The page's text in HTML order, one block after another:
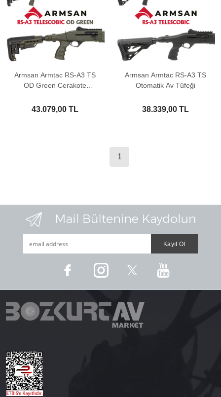
Armsan Armtac RS-A3 TS
OD Green Cerakote
43.079,00 TL
Armsan Armtac RS-A3 TS
Otomatik Av Tüfeği
38.339,00 TL
1